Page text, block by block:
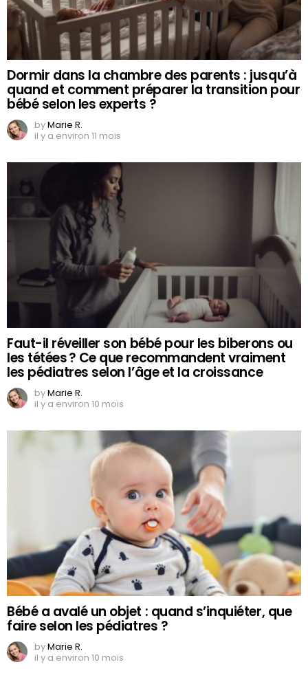
Dormir dans la chambre des parents : jusqu’à
quand et comment préparer la transition pour
bébé selon les experts ?
byMarie R.
il y a environ 11 mois
Faut-il réveiller son bébé pour les biberons ou
les tétées ? Ce que recommandent vraiment
les pédiatres selon l’âge et la croissance
byMarie R.
il y a environ 10 mois
Bébé a avalé un objet : quand s’inquiéter, que
faire selon les pédiatres ?
byMarie R.
il y a environ 10 mois